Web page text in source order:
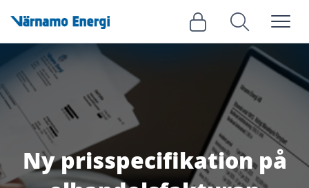
Ny prisspecifikation på